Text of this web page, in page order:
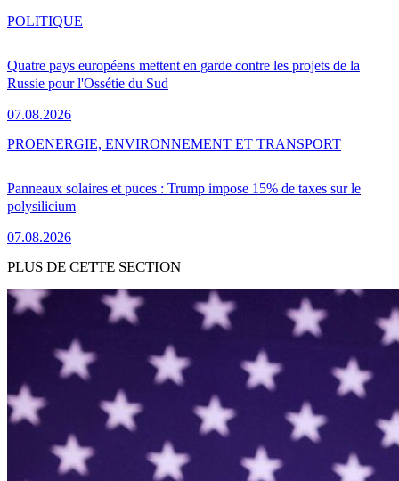
Quatre pays européens mettent en garde contre les projets de la
Russie pour l'Ossétie du Sud
07.08.2026
POLITIQUE
Panneaux solaires et puces : Trump impose 15% de taxes sur le
polysilicium
07.08.2026
PROENERGIE, ENVIRONNEMENT ET TRANSPORT
PLUS DE CETTE SECTION